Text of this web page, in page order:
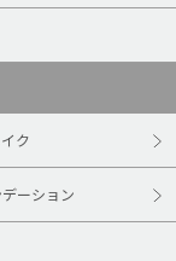
ク
ーション